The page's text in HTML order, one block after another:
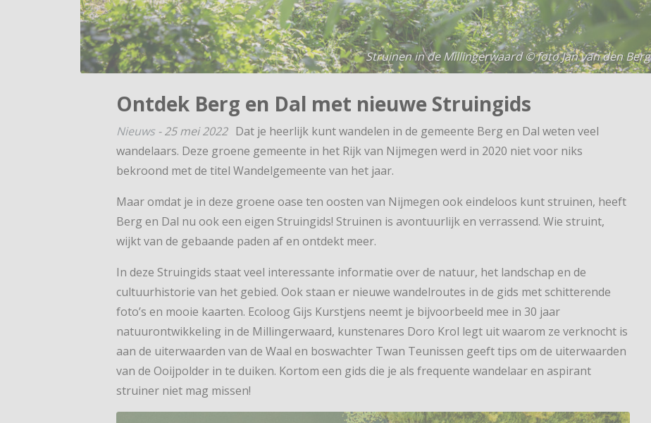
Struinen in de Millingerwaard © foto Jan van den Berg
Ontdek Berg en Dal met nieuwe Struingids
Nieuws -25 mei 2022 Dat je heerlijk kunt wandelen in de gemeente Berg en Dal weten veel
wandelaars. Deze groene gemeente in het Rijk van Nijmegen werd in 2020 niet voor niks
bekroond met de titel Wandelgemeente van het jaar.
Maar omdat je in deze groene oase ten oosten van Nijmegen ook eindeloos kunt struinen, heeft
Berg en Dal nu ook een eigen Struingids! Struinen is avontuurlijk en verrassend. Wie struint,
wijkt van de gebaande paden af en ontdekt meer.
In deze Struingids staat veel interessante informatie over de natuur, het landschap en de
cultuurhistorie van het gebied. Ook staan er nieuwe wandelroutes in de gids met schitterende
foto’s en mooie kaarten. Ecoloog Gijs Kurstjens neemt je bijvoorbeeld mee in 30 jaar
natuurontwikkeling in de Millingerwaard, kunstenares Doro Krol legt uit waarom ze verknocht is
aan de uiterwaarden van de Waal en boswachter Twan Teunissen geeft tips om de uiterwaarden
van de Ooijpolder in te duiken. Kortom een gids die je als frequente wandelaar en aspirant
struiner niet mag missen!